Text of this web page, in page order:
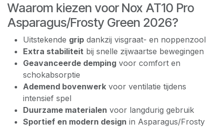
Waarom kiezen voor Nox AT10 Pro
Asparagus/Frosty Green 2026?
Uitstekende grip dankzij visgraat- en noppenzool
Extra stabiliteit bij snelle zijwaartse bewegingen
Geavanceerde demping voor comfort en
schokabsorptie
Ademend bovenwerk voor ventilatie tijdens
intensief spel
Duurzame materialen voor langdurig gebruik
Sportief en modern design in Asparagus/Frosty